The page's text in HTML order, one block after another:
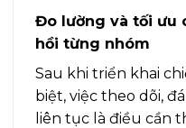
Đo lường và tối ưu
hồi từng nhóm
Sau khi triển khai
biệt, việc theo dõi,
liên tục là điều cần